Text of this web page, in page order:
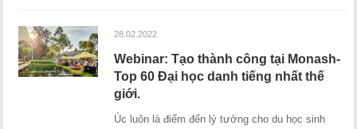
28.02.2022
Webinar: Tạo thành công tại Monash-
Top 60 Đại học danh tiếng nhất thế
giới.
Úc luôn là điểm đến lý tưởng cho du học sinh